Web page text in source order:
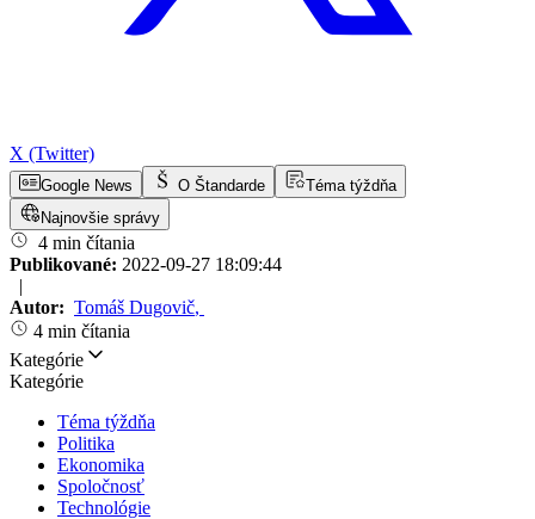
X (Twitter)
Google News O Štandarde
Téma týždňa
Najnovšie správy
4 min čítania
Publikované: 2022-09-27 18:09:44
|
Autor: Tomáš Dugovič,
4 min čítania
Kategórie
Kategórie
Téma týždňa
Politika
Ekonomika
Spoločnosť
Technológie